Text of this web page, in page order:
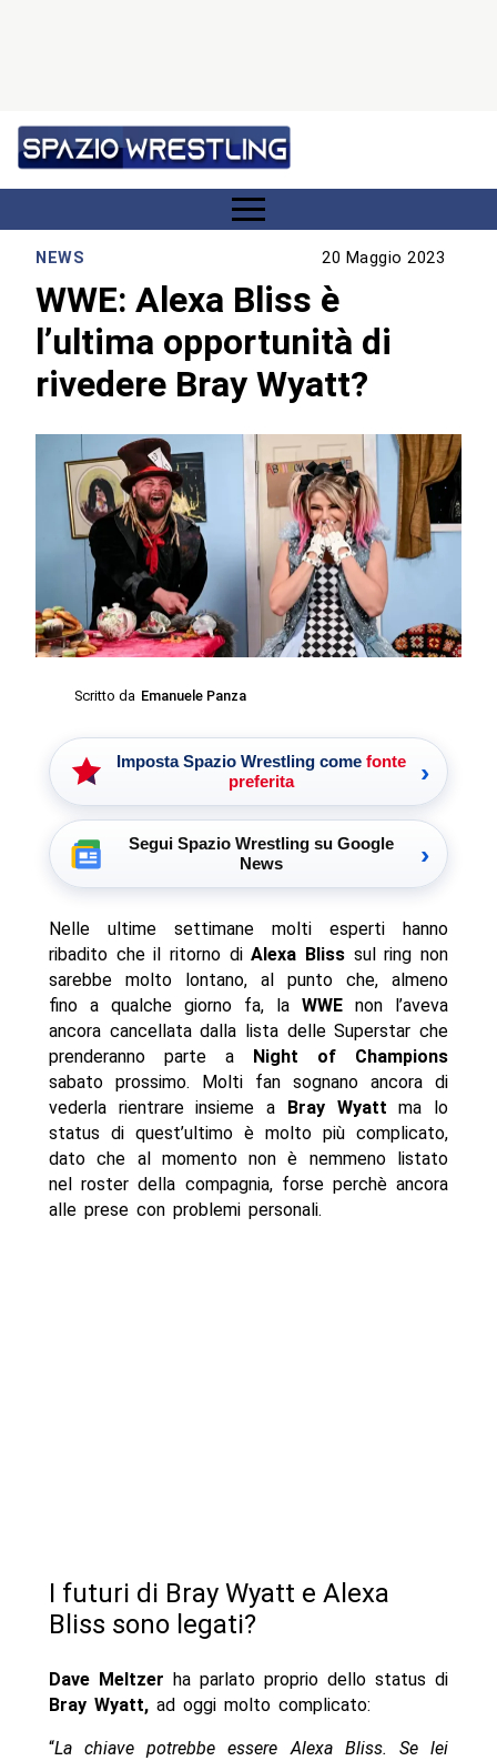
NEWS 20 Maggio 2023
WWE: Alexa Bliss è
l’ultima opportunità di
rivedere Bray Wyatt?
Scritto da Emanuele Panza
Imposta Spazio Wrestling come fonte
preferita
›
Segui Spazio Wrestling su Google
News
›
Nelle ultime settimane molti esperti hanno
ribadito che il ritorno diAlexa Bliss sul ring non
sarebbe molto lontano, al punto che, almeno
fino a qualche giorno fa, laWWE non l’aveva
ancora cancellata dalla lista delle Superstar che
prenderanno parte a
Night of Champions
sabato prossimo. Molti fan sognano ancora di
vederla rientrare insieme a
Bray Wyatt ma lo
status di quest’ultimo è molto più complicato,
dato che al momento non è nemmeno listato
nel roster della compagnia, forse perchè ancora
alle prese con problemi personali.
I futuri di Bray Wyatt e Alexa
Bliss sono legati?
Dave Meltzer ha parlato proprio dello status di
Bray Wyatt,ad oggi molto complicato:
“La chiave potrebbe essere Alexa Bliss. Se lei